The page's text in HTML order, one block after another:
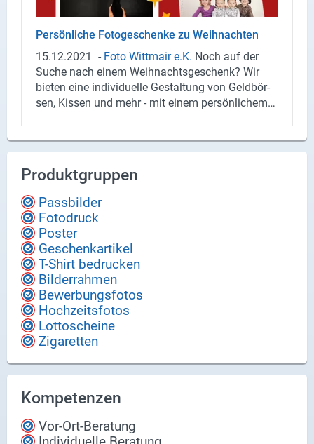
Per­sön­li­che Fo­to­ge­schen­ke zu Weih­nach­ten
15.12.2021
- Foto Witt­mair e.K. Noch auf der
Suche nach einem Weih­nachts­ge­schenk? Wir
bie­ten eine in­di­vi­du­el­le Ge­stal­tung von Geld­bör­
sen, Kis­sen und mehr - mit einem per­sön­li­chem
JETZT BE­STEL­LEN
Produktgruppen
Passbilder
Fotodruck
Poster
Geschenkartikel
T-Shirt bedrucken
Bilderrahmen
Bewerbungsfotos
Hochzeitsfotos
Lottoscheine
Zigaretten
Kompetenzen
Vor-Ort-Beratung